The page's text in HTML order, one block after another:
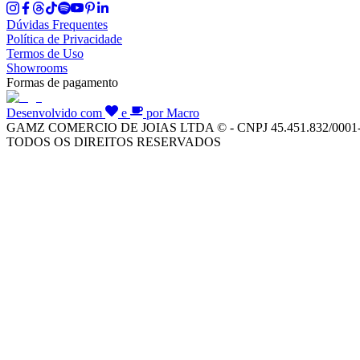
Dúvidas Frequentes
Política de Privacidade
Termos de Uso
Showrooms
Formas de pagamento
Desenvolvido com e
por Macro
GAMZ COMERCIO DE JOIAS LTDA © - CNPJ 45.451.832/
TODOS OS DIREITOS RESERVADOS